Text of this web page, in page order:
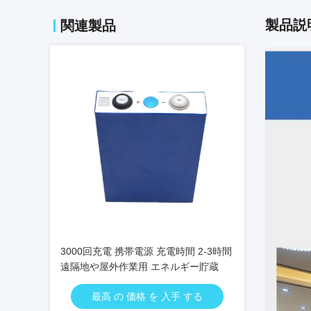
関連製品
3000回充電 携帯電源 充電時間 2-3時間
遠隔地や屋外作業用 エネルギー貯蔵
最高 の 価格 を 入手 する
製品説